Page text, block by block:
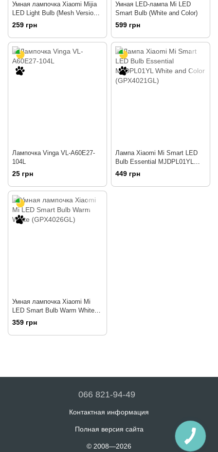
Умная лампочка Xiaomi Mijia
LED Light Bulb (Mesh Version)
(MJDP09YL/GPX4024CN)
259 грн
Умная LED-лампа Mi LED
Smart Bulb (White and Color)
599 грн
Лампочка Vinga VL-A60E27-
104L
25 грн
Лампа Xiaomi Mi Smart LED
Bulb Essential MJDPL01YL
White and Color (GPX4021GL)
449 грн
Умная лампочка Xiaomi Mi
LED Smart Bulb Warm White
(GPX4026GL)
359 грн
066 821-94-49
Контактная информация
Полная версия сайта
© 2008—2026